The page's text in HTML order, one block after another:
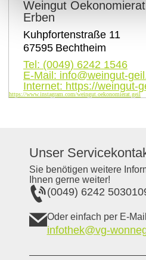
Weingut
Erben
Kuhpfortenstraße 11
67595 Bechtheim
Tel: (0049) 6242 1546
E-Mail: info@weingut-
Internet: https://weingut-
https://www.instagram.com/weingut.oekonomierat.geil
Unser
Sie benötigen weitere
Ihnen gerne weiter!
(0049) 6242
Oder einfach per E-Mail
infothek@vg-